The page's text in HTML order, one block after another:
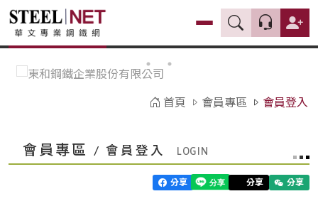
首頁 會員專區 會員登入
會員專區 / 會員登入
分享 分享 分享